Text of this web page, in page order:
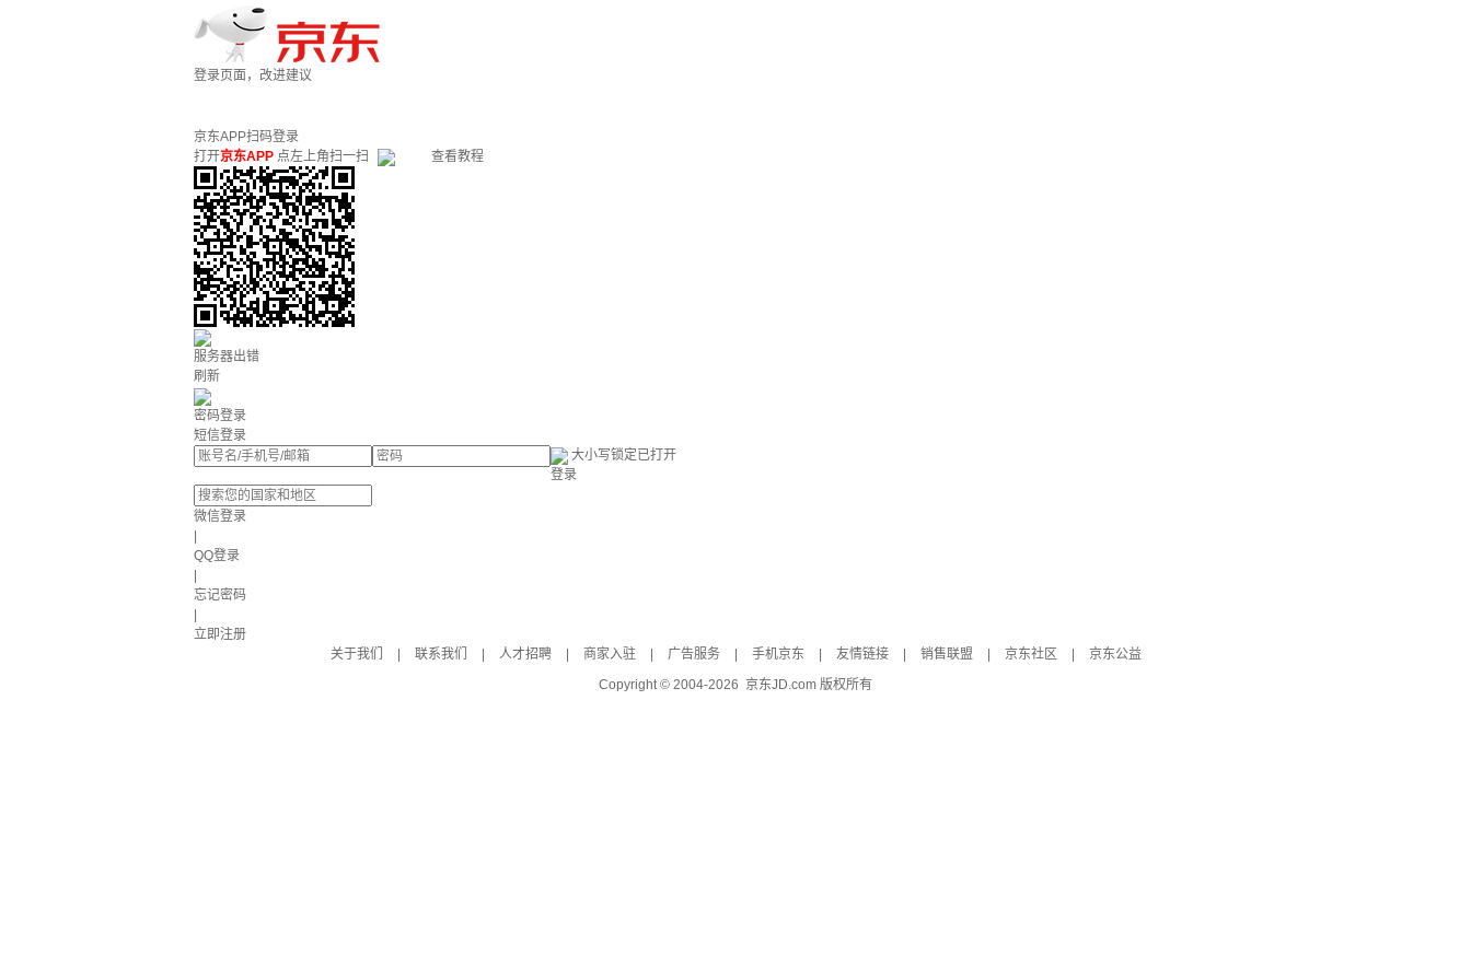
登录页面，改进建议
京东APP扫码登录
打开京东APP 点左上角扫一扫 查看教程
服务器出错
刷新
密码登录
短信登录
大小写锁定已打开
登录
微信登录
QQ登录
忘记密码
立即注册
关于我们
联系我们 人才招聘 商家入驻 广告服务 手机京东 友情链接 销售联盟 京东社区
京东公益
Copyright © 2004-2026 京东JD.com 版权所有